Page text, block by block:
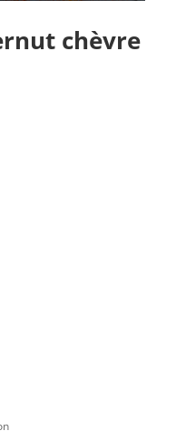
chèvre